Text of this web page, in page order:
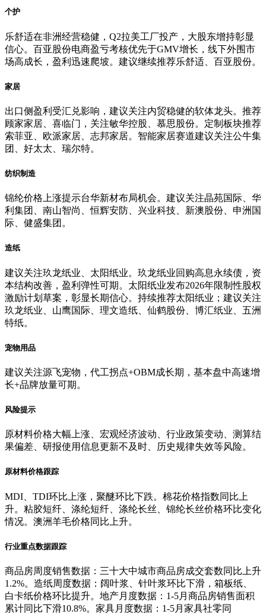
个护
乐舒适在非洲经营稳健，Q2拉美工厂投产，大股东增持彰显
信心。百亚股份电商盈亏考核优先于GMV增长，线下外围市
场高成长，盈利迅速爬坡。建议继续推荐乐舒适、百亚股份。
家居
出口侧盈利受汇兑影响，建议关注内贸稳健的软体龙头。推荐
顾家家居、喜临门，关注敏华控股、慕思股份。定制板块推荐
索菲亚、欧派家居、志邦家居。智能家居赛道建议关注公牛集
团、好太太、瑞尔特。
纺织制造
锦纶价格上涨提示台华新材布局机会。建议关注晶苑国际、华
利集团、南山智尚、恒辉安防、兴业科技、新澳股份、申洲国
际、健盛集团。
造纸
建议关注玖龙纸业、太阳纸业。玖龙纸业回购高息永续债，资
本结构改善，盈利弹性可期。太阳纸业发布2026年限制性股权
激励计划草案，彰显长期信心。持续推荐太阳纸业；建议关注
玖龙纸业、山鹰国际、理文造纸、仙鹤股份、博汇纸业、五洲
特纸。
宠物用品
建议关注源飞宠物，代工拐点+OBM成长期，基本盘中高速增
长+品牌放量可期。
风险提示
原材料价格大幅上涨、宏观经济波动、行业政策变动、测算结
果偏差、研报使用信息更新不及时、历史规律失效等风险。
原材料价格跟踪
MDI、TDI环比上涨，聚醚环比下跌。棉花价格指数同比上
升。粘胶短纤、涤纶短纤、涤纶长丝、锦纶长丝价格环比变化
情况。澳洲羊毛价格同比上升。
行业重点数据跟踪
商品房周度销售数据：三十大中城市商品房成交套数同比上升
1.2%。造纸周度数据：阔叶浆、针叶浆环比下滑，箱板纸、
白卡纸价格环比提升。地产月度数据：1-5月商品房销售面积
累计同比下滑10.8%。家具月度数据：1-5月家具社零同